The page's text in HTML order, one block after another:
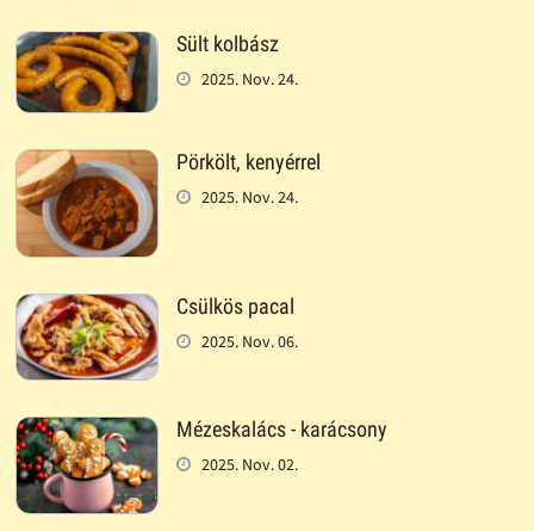
Sült kolbász
2025. Nov. 24.
Pörkölt, kenyérrel
2025. Nov. 24.
Csülkös pacal
2025. Nov. 06.
Mézeskalács - karácsony
2025. Nov. 02.